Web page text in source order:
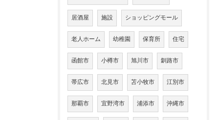
居酒屋 施設 ショッピングモール
老人ホーム 幼稚園 保育所 住宅
函館市 小樽市 旭川市 釧路市
帯広市 北見市 苫小牧市 江別市
那覇市 宜野湾市 浦添市 沖縄市